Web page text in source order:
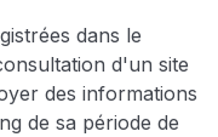
dans le
d'un site
des informations
de sa période de